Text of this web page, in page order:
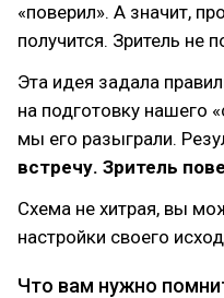
«поверил». А значит,
получится. Зритель не
Эта идея задала
на подготовку нашего
мы его разыграли.
встречу. Зритель
Схема не хитрая, вы
настройки своего
Что вам нужно